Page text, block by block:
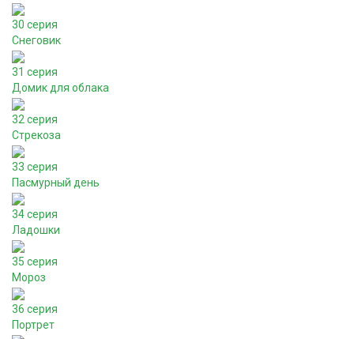
30 серия
Снеговик
31 серия
Домик для облака
32 серия
Стрекоза
33 серия
Пасмурный день
34 серия
Ладошки
35 серия
Мороз
36 серия
Портрет